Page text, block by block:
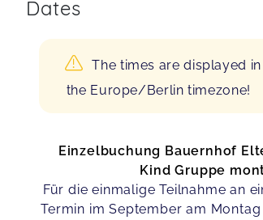
Dates
The times are displayed in
the Europe/Berlin timezone!
Einzelbuchung Bauernhof
Kind Gruppe
Für die einmalige Teilnahme an
Termin im September am